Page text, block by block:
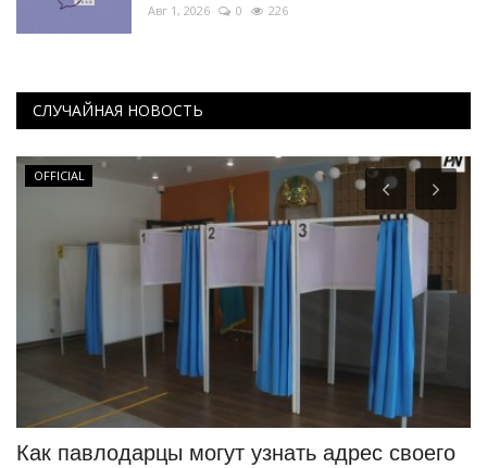
Авг 1, 2026 0 226
СЛУЧАЙНАЯ НОВОСТЬ
OFFICIAL
Как павлодарцы могут узнать адрес своего